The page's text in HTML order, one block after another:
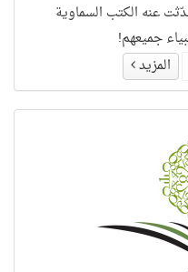
عنه الكتب السماوية
جميعهم!
المزيد